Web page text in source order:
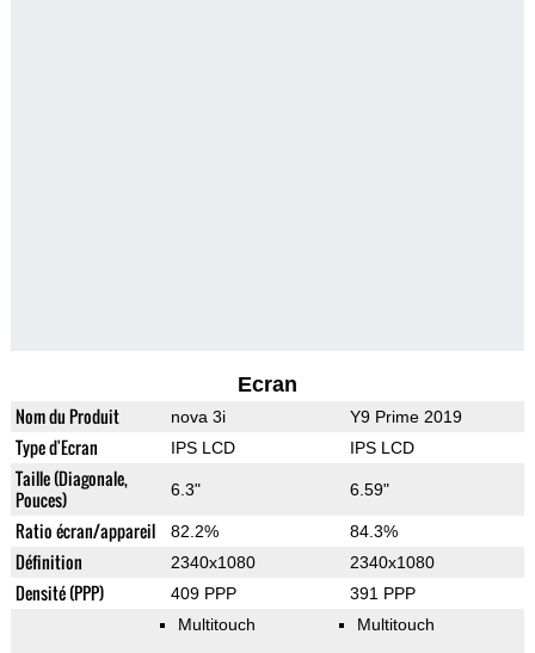
Ecran
Nom du Produit nova 3i Y9 Prime 2019
Type d'Ecran IPS LCD IPS LCD
Taille (Diagonale,
Pouces)
6.3" 6.59"
Ratio écran/appareil 82.2% 84.3%
Définition 2340x1080 2340x1080
Densité (PPP) 409 PPP
391 PPP
Multitouch
Multitouch